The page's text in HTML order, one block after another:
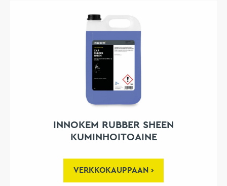
INNOKEM RUBBER SHEEN
KUMINHOITOAINE
VERKKOKAUPPAAN